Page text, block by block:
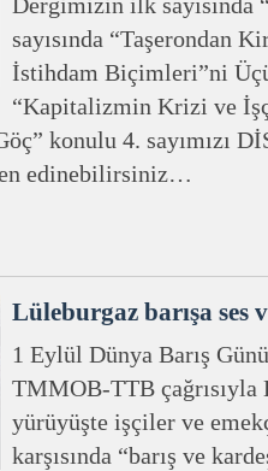
sayısında “Taşerondan
İstihdam Biçimleri”ni
“Kapitalizmin Krizi ve İşçi
konulu 4. sayımızı
edinebilirsiniz…
Lüleburgaz barışa ses
1 Eylül Dünya Barış
TMMOB-TTB çağrısıyla
yürüyüşte işçiler ve
karşısında “barış ve